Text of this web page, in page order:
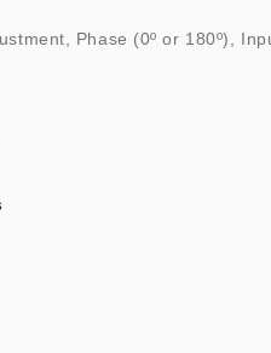
Phase (0º or 180º),